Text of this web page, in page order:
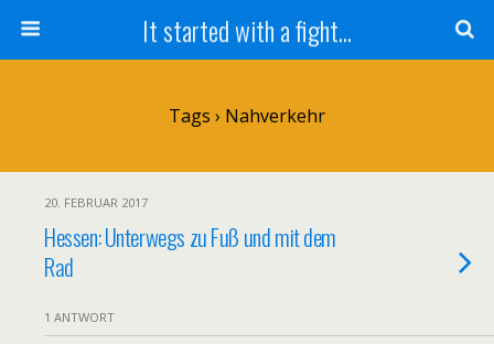
It started with a fight...
Tags › Nahverkehr
20. FEBRUAR 2017
Hessen: Unterwegs zu Fuß und mit dem
Rad
1 ANTWORT